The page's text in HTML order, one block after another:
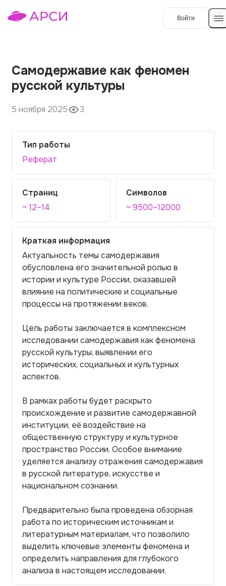
Войти
Темы работ
О сервисе
Наши гарантии
Порядок оплаты
Вопросы и ответы
Контакты
Самодержавие как феномен
русской культуры
5 ноября 2025 3
Тип работы
Реферат
Страниц
~ 12–14
Символов
~ 9500–12000
Краткая информация
Актуальность темы самодержавия
обусловлена его значительной ролью в
истории и культуре России, оказавшей
влияние на политические и социальные
процессы на протяжении веков.
Цель работы заключается в комплексном
исследовании самодержавия как феномена
русской культуры, выявлении его
исторических, социальных и культурных
аспектов.
В рамках работы будет раскрыто
происхождение и развитие самодержавной
институции, её воздействие на
общественную структуру и культурное
пространство России. Особое внимание
уделяется анализу отражения самодержавия
в русской литературе, искусстве и
национальном сознании.
Предварительно была проведена обзорная
работа по историческим источникам и
литературным материалам, что позволило
выделить ключевые элементы феномена и
определить направления для глубокого
анализа в настоящем исследовании.